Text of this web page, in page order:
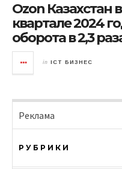
Ozon Казахстан
квартале 2024
оборота в 2,3
in ICT БИЗНЕС
Реклама
РУБРИКИ